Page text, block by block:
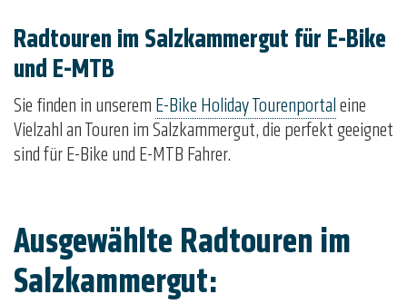
Radtouren im Salzkammergut für E-Bike
und E-MTB
Sie finden in unserem E-Bike Holiday Tourenportaleine
Vielzahl an Touren im Salzkammergut, die perfekt geeignet
sind für E-Bike und E-MTB Fahrer.
Ausgewählte Radtouren im
Salzkammergut: